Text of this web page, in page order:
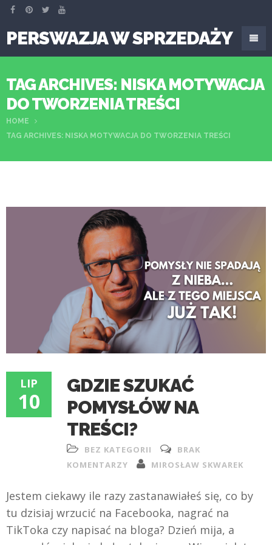
PERSWAZJA W SPRZEDAŻY
TAG ARCHIVES: NISKA MOTYWACJA
DO TWORZENIA TREŚCI
HOME
TAG ARCHIVES: NISKA MOTYWACJA DO TWORZENIA TREŚCI
LIP
10
GDZIE SZUKAĆ
POMYSŁÓW NA
TREŚCI?
BEZ KATEGORII
BRAK
KOMENTARZY
MIROSŁAW SKWAREK
Jestem ciekawy ile razy zastanawiałeś się, co by
tu dzisiaj wrzucić na Facebooka, nagrać na
TikToka czy napisać na bloga? Dzień mija, a